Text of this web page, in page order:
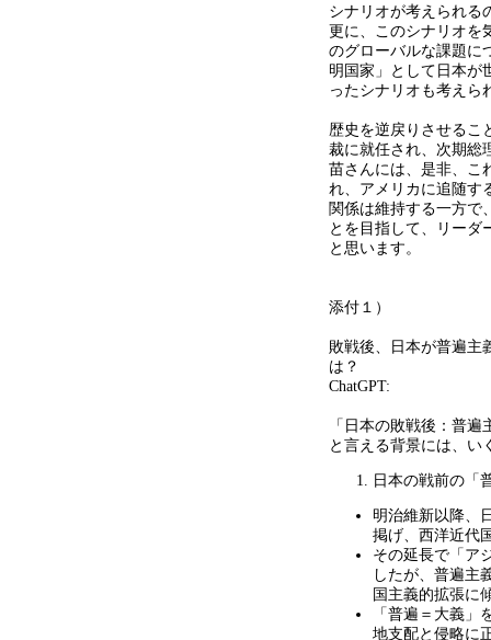
シナリオが考えられる
更に、このシナリオを
のグローバルな課題に
明国家」として日本が
ったシナリオも考えら
歴史を逆戻りさせるこ
裁に就任され、次期総
苗さんには、是非、こ
れ、アメリカに追随す
関係は維持する一方で
とを目指して、リーダ
と思います。
添付１）
敗戦後、日本が普遍主
は？
ChatGPT:
「日本の敗戦後：普
と言える背景には、い
日本の戦前の「
明治維新以降、
掲げ、西洋近代
その延長で「ア
したが、普遍主
国主義的拡張に
「普遍＝大義」
地支配と侵略に